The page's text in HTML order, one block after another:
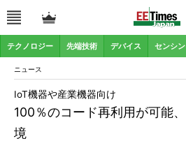
テクノロジー 先端技術 デバイス センシ
ニュース
100％のコード再利用が可能
境
IoT機器や産業機器向け